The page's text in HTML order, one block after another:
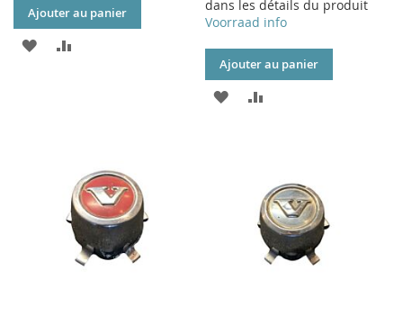
Ajouter au panier
AJOUTER
dans les détails du produit
Voorraad info
Ajouter au panier
AJOUTER
D’ENVIE